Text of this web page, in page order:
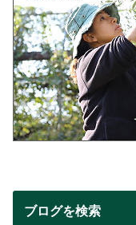
ブログを検索